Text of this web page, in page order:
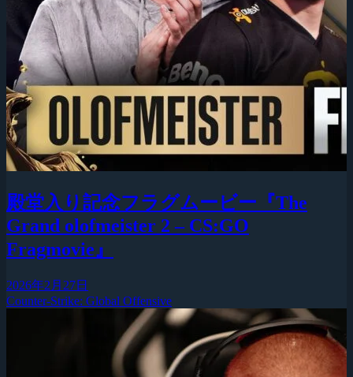
殿堂入り記念フラグムービー『The
Grand olofmeister 2 – CS:GO
Fragmovie』
2026年2月27日
Counter-Strike: Global Offensive